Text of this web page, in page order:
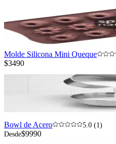
Molde Silicona Mini Queque
$3490
Bowl de Acero
5.0 (1)
Desde$9990